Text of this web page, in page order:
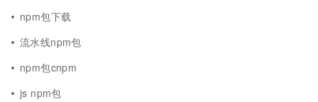
npm包下载
流水线npm包
npm包cnpm
js npm包